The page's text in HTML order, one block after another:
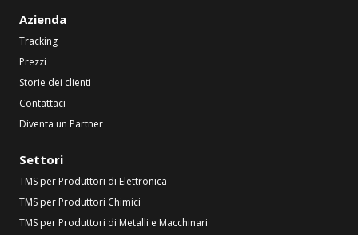
Azienda
Tracking
Prezzi
Storie dei clienti
Contattaci
Diventa un Partner
Settori
TMS per Produttori di Elettronica
TMS per Produttori Chimici
TMS per Produttori di Metalli e Macchinari